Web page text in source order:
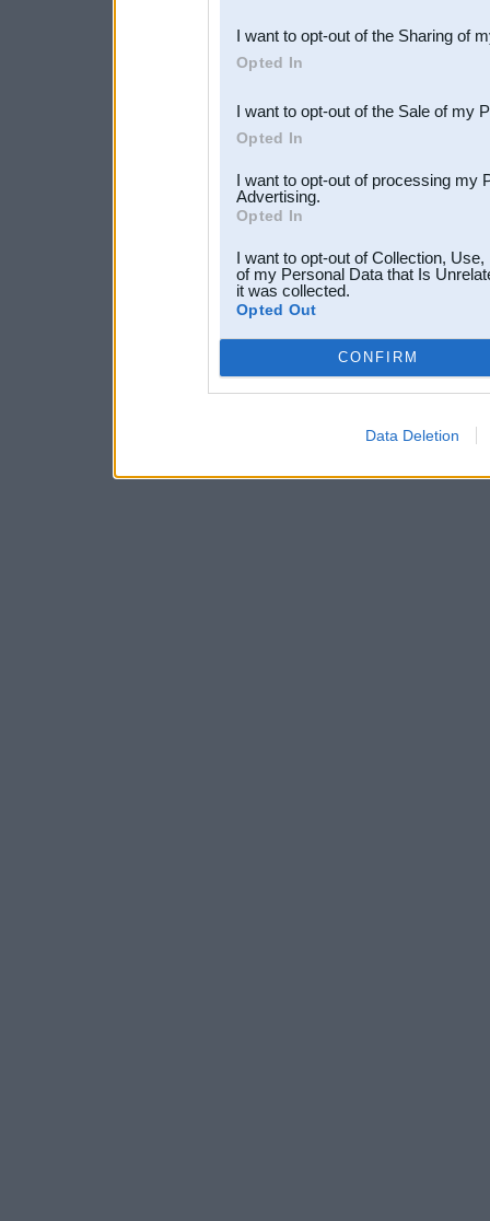
Downstream Participants
third parties.
I want to opt-out of the Sharing of
Opted In
I want to opt-out of the Sale of my
Opted In
I want to opt-out of processing my
Advertising.
Opted In
I want to opt-out of Collection,
of my Personal Data that Is
it was collected.
Opted Out
CONFIRM
Data Deletion